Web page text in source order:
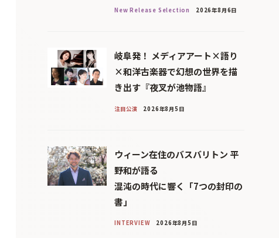
New Release Selection 2026年8月6日
岐阜発！ メディアアート×語り
×和洋古楽器で幻想の世界を描
き出す『夜叉が池物語』
注目公演 2026年8月5日
ウィーン在住のバスバリトン 平
野和が語る
混沌の時代に響く「7つの封印の
書」
INTERVIEW 2026年8月5日